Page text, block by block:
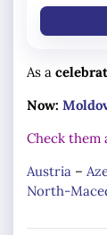
As a
Now:
Check them
Austria –
North-